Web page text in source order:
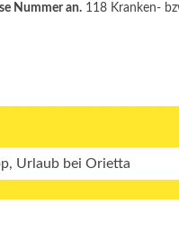
Nummer an. 118 Kranken-